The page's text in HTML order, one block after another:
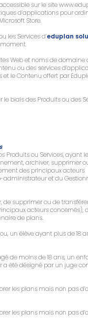
sur le site
d’applications pour
Store.
les Services d’eduplan
Web et noms de domaine
ou des services
le Contenu offert par
biais des Produits ou des
Produits ou Services, ayant
archiver, supprimer
des principaux acteurs
administrateur et du
de supprimer ou de
acteurs concernés),
de plans.
un élève ayant plus de 18
de moins de 18 ans, un
a été désigné par un juge
les plans mais non pas
les plans mais non pas